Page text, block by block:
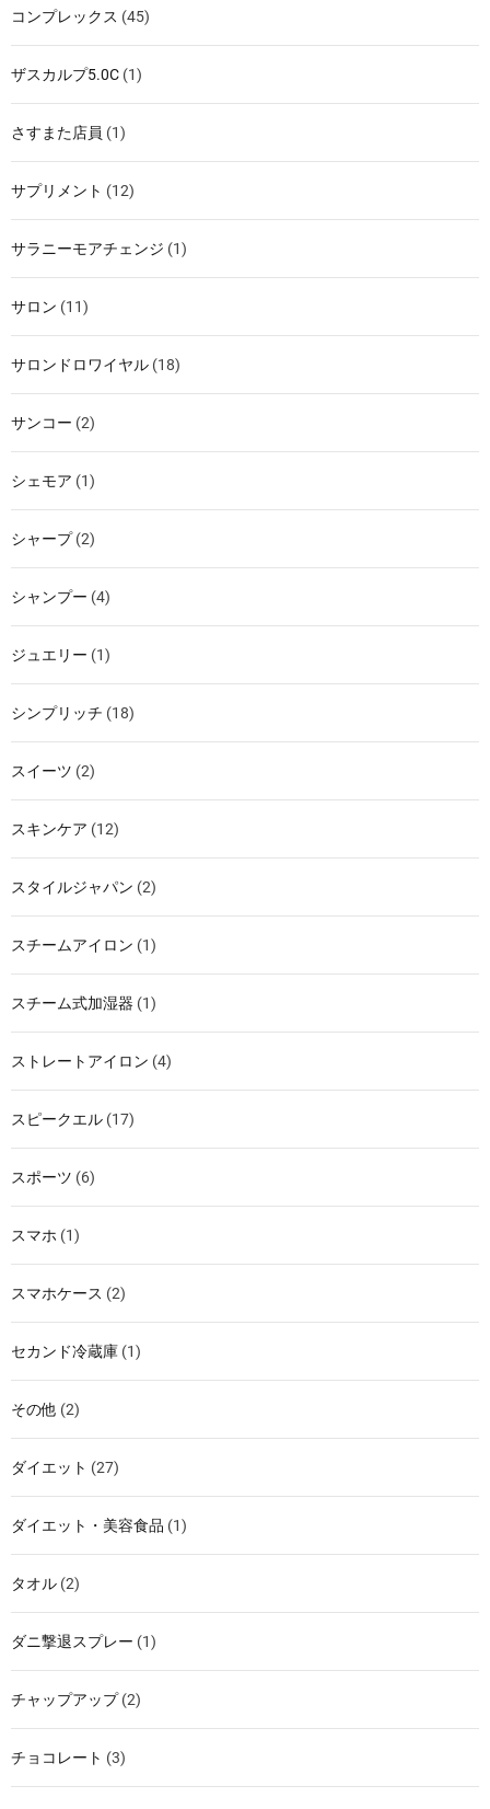
コンプレックス (45)
ザスカルプ5.0C (1)
さすまた店員 (1)
サプリメント (12)
サラニーモアチェンジ (1)
サロン (11)
サロンドロワイヤル (18)
サンコー (2)
シェモア (1)
シャープ(2)
シャンプー (4)
ジュエリー (1)
シンプリッチ (18)
スイーツ (2)
スキンケア (12)
スタイルジャパン (2)
スチームアイロン (1)
スチーム式加湿器 (1)
ストレートアイロン (4)
スピークエル (17)
スポーツ (6)
スマホ (1)
スマホケース (2)
セカンド冷蔵庫 (1)
その他 (2)
ダイエット (27)
ダイエット・美容食品 (1)
タオル (2)
ダニ撃退スプレー (1)
チャップアップ(2)
チョコレート (3)